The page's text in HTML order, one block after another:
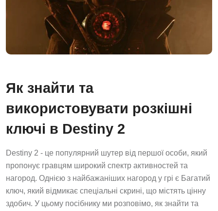
Як знайти та
використовувати розкішні
ключі в Destiny 2
Destiny 2 - це популярний шутер від першої особи, який
пропонує гравцям широкий спектр активностей та
нагород. Однією з найбажаніших нагород у грі є Багатий
ключ, який відмикає спеціальні скрині, що містять цінну
здобич. У цьому посібнику ми розповімо, як знайти та